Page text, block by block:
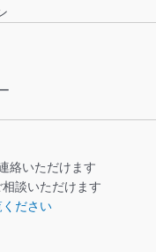
絡いただけます
談いただけます
ださい